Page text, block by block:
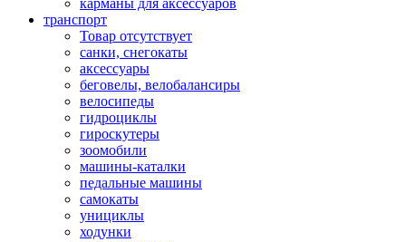
карманы для аксеcсуаров
транспорт
Товар отсутствует
санки, снегокаты
аксессуары
беговелы, велобалансиры
велосипеды
гидроциклы
гироскутеры
зоомобили
машины-каталки
педальные машины
самокаты
унициклы
ходунки